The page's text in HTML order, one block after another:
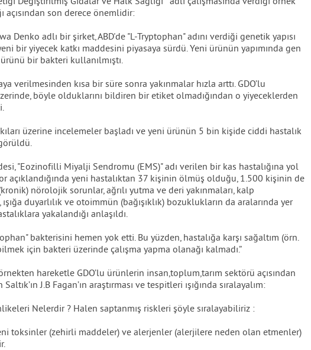
açısından son derece önemlidir:
Denko adlı bir şirket, ABD'de "L-Tryptophan" adını verdiği genetik yapısı
bir yiyecek katkı maddesini piyasaya sürdü. Yeni ürünün yapımında gen
bir bakteri kullanılmıştı.
verilmesinden kısa bir süre sonra yakınmalar hızla arttı. GDO’lu
böyle olduklarını bildiren bir etiket olmadığından o yiyeceklerden
üzerine incelemeler başladı ve yeni ürünün 5 bin kişide ciddi hastalık
"Eozinofilli Miyalji Sendromu (EMS)" adı verilen bir kas hastalığına yol
açıklandığında yeni hastalıktan 37 kişinin ölmüş olduğu, 1.500 kişinin de
nörolojik sorunlar, ağrılı yutma ve deri yakınmaları, kalp
ışığa duyarlılık ve otoimmün (bağışıklık) bozuklukların da aralarında yer
yakalandığı anlaşıldı.
bakterisini hemen yok etti. Bu yüzden, hastalığa karşı sağaltım (örn.
için bakteri üzerinde çalışma yapma olanağı kalmadı.”
hareketle GDO’lu ürünlerin insan,toplum,tarım sektörü açısından
J.B Fagan’ın araştırması ve tespitleri ışığında sıralayalım:
Nelerdir ? Halen saptanmış riskleri şöyle sıralayabiliriz :
toksinler (zehirli maddeler) ve alerjenler (alerjilere neden olan etmenler)